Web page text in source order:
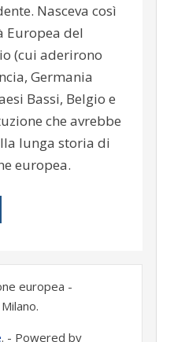
Nasceva così
Europea del
(cui aderirono
Germania
Bassi, Belgio e
che avrebbe
lunga storia di
europea.
europea -
. - Powered by